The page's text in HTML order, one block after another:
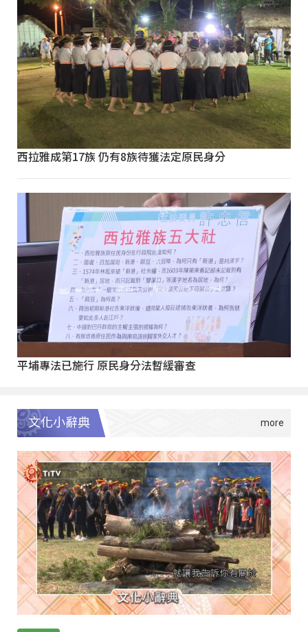
西拉雅成第17族 仍有8族待獲法定原民身分
平埔專法已施行 原民身分法暫緩審查
文化小辭典